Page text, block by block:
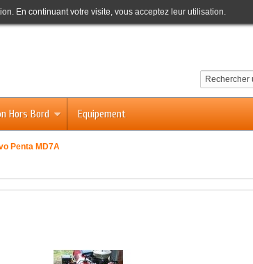
Bienvenue
Hors Bord Equipement
En continuant votre visite, vous acceptez leur utilisation.
Penta MD7A